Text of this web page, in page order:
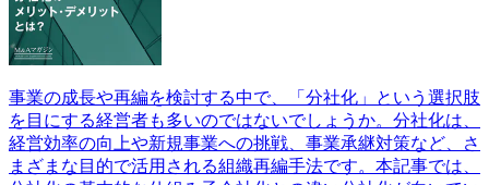
事業の成長や再編を検討する中で、「分社化」という選択肢
を目にする経営者も多いのではないでしょうか。分社化は、
経営効率の向上や新規事業への挑戦、事業承継対策など、さ
まざまな目的で活用される組織再編手法です。本記事では、